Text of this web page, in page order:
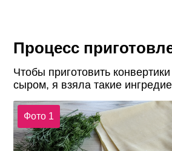
Процесс
Чтобы приготовить
сыром, я взяла такие
Фото 1